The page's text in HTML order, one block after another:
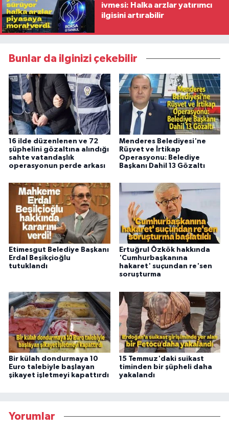
ivmesi: Halka arzlar yatırımcı
ilgisini artırabilir
Bunlar da ilginizi çekebilir
16 ilde düzenlenen ve 72
şüphelini gözaltına alındığı
sahte vatandaşlık
operasyonun perde arkası
Menderes Belediyesi'ne
Rüşvet ve İrtikap
Operasyonu: Belediye
Başkanı Dahil 13 Gözaltı
Etimesgut Belediye Başkanı
Erdal Beşikçioğlu
tutuklandı
Ertuğrul Özkök hakkında
'Cumhurbaşkanına
hakaret' suçundan re'sen
soruşturma
Bir külah dondurmaya 10
Euro talebiyle başlayan
şikayet işletmeyi kapattırdı
15 Temmuz'daki suikast
timinden bir şüpheli daha
yakalandı
Yorumlar